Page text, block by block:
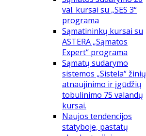
val. kursai su „SES 3“
programa
Sąmatininkų kursai su
ASTERA „Sąmatos
Expert“ programa
Sąmatų sudarymo
sistemos „Sistela“ žinių
atnaujinimo ir įgūdžių
tobulinimo 75 valandų
kursai.
Naujos tendencijos
statyboje, pastatų